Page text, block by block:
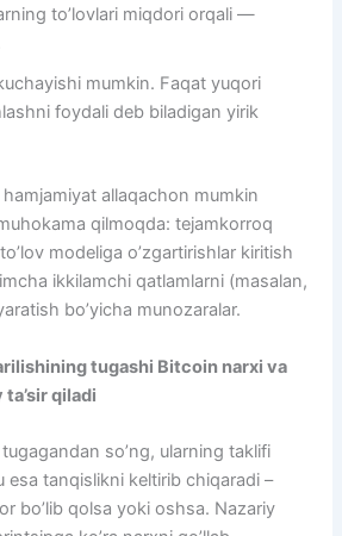
to’lovlari miqdori orqali —
mumkin. Faqat yuqori
foydali deb biladigan yirik
hamjamiyat allaqachon mumkin
qilmoqda: tejamkorroq
modeliga o’zgartirishlar kiritish
ikkilamchi qatlamlarni (masalan,
bo’yicha munozaralar.
tugashi Bitcoin narxi va
qiladi
so’ng, ularning taklifi
esa tanqislikni keltirib chiqaradi –
bo’lib qolsa yoki oshsa. Nazariy